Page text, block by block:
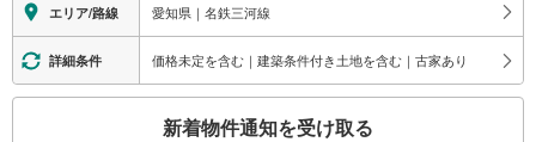
エリア/路線 愛知県｜名鉄三河線
詳細条件 価格未定を含む｜建築条件付き土地を含む｜古家あり
新着物件通知を受け取る